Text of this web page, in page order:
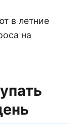
в летние
на